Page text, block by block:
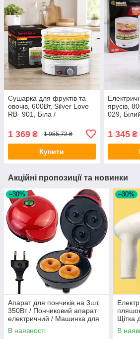
Сушарка для фруктів та
овочів, 600Вт, Silver Love
RB- 901, Біла /
фруктів / Електрична
сушка для овочів
1 369 ₴ 1 955,72 ₴
Купити
ярусів,
029,
фруктів
м'яса
1 345₴
Акційні пропозиції та новинки
–30%
Апарат для пончиків на 3шт,
350Вт / Пончиковий апарат
електричний / Машинка для
пончиків для дому
В наявності
–30%
Щітка
пляшок
В